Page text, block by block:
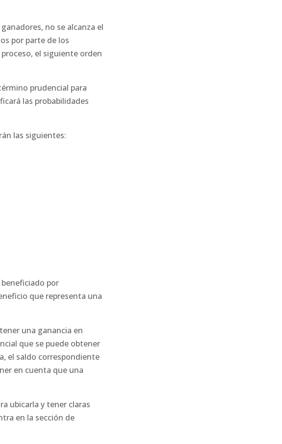
no se alcanza el
por parte de los
el siguiente orden
prudencial para
las probabilidades
las siguientes:
por
que representa una
una ganancia en
que se puede obtener
el saldo correspondiente
en cuenta que una
ubicarla y tener claras
en la sección de